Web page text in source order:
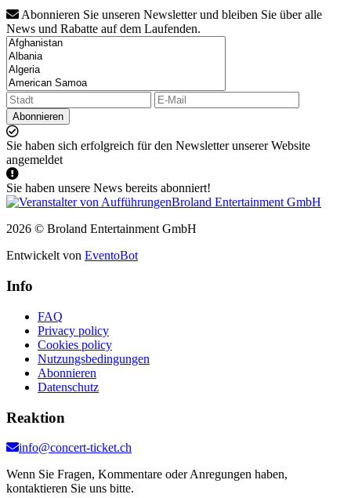
Abonnieren Sie unseren Newsletter und bleiben Sie über alle
News und Rabatte auf dem Laufenden.
Abonnieren
Sie haben sich erfolgreich für den Newsletter unserer Website
angemeldet
Sie haben unsere News bereits abonniert!
2026 © Broland Entertainment GmbH
Entwickelt von EventoBot
Info
FAQ
Privacy policy
Cookies policy
Nutzungsbedingungen
Abonnieren
Datenschutz
Reaktion
info@concert-ticket.ch
Wenn Sie Fragen, Kommentare oder Anregungen haben,
kontaktieren Sie uns bitte.